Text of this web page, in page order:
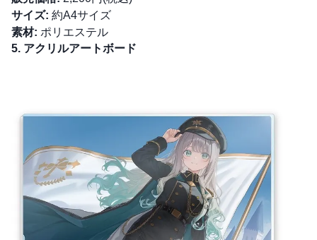
サイズ: 約A4サイズ
素材: ポリエステル
5. アクリルアートボード